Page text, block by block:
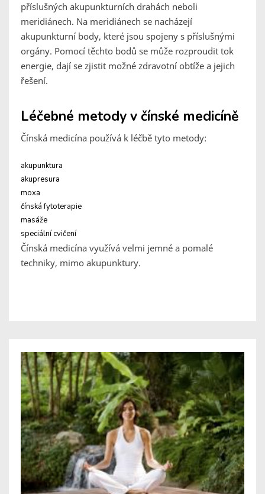
příslušných akupunkturních drahách neboli
meridiánech. Na meridiánech se nacházejí
akupunkturní body, které jsou spojeny s příslušnými
orgány. Pomocí těchto bodů se může rozproudit tok
energie, dají se zjistit možné zdravotní obtíže a jejich
řešení.
Léčebné metody v čínské medicíně
Čínská medicína používá k léčbě tyto metody:
akupunktura
akupresura
moxa
čínská fytoterapie
masáže
speciální cvičení
Čínská medicína využívá velmi jemné a pomalé
techniky, mimo akupunktury.